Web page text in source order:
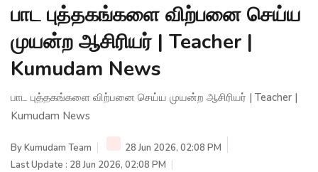
பாட புத்தகங்களை விற்பனை செய்ய
முயன்ற ஆசிரியர் | Teacher |
Kumudam News
பாட புத்தகங்களை விற்பனை செய்ய முயன்ற ஆசிரியர் | Teacher |
Kumudam News
ByKumudam Team
28 Jun 2026, 02:08 PM
Last Update : 28 Jun 2026, 02:08 PM